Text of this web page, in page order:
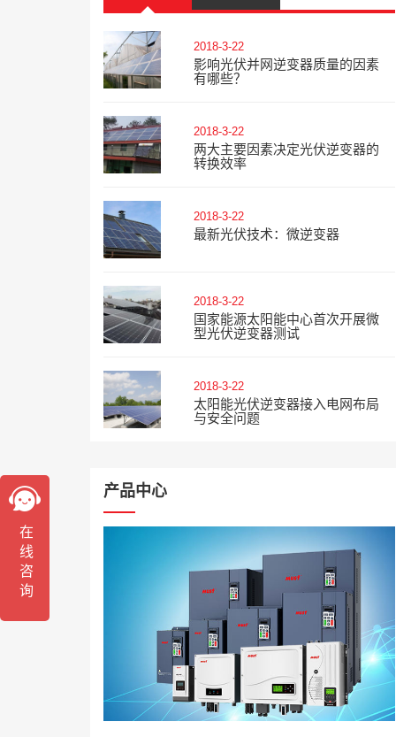
2018-3-22
影响光伏并网逆变器质量的因素
有哪些？
2018-3-22
两大主要因素决定光伏逆变器的
转换效率
2018-3-22
最新光伏技术：微逆变器
2018-3-22
国家能源太阳能中心首次开展微
型光伏逆变器测试
2018-3-22
太阳能光伏逆变器接入电网布局
与安全问题
产品中心
在线咨询